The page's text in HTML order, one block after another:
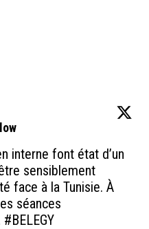
font état d’un
sensiblement
face à la Tunisie. À
séances
#BELEGY